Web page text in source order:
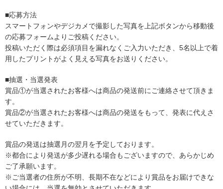
■応募方法
スマートフォンやデジカメで撮影した写真を上記ボタンから移動後
の応募フォームよりご投稿ください。
投稿いただく際は必須項目を漏れなくご入力いただき、5名以上で着
用したプリントがよく見える写真をお送りください。
■抽選・当選発表
賞品①が当選されたお客様へは商品の発送前にご連絡させて頂きま
す。
賞品②が当選されたお客様へは商品の発送をもって、発表に代えさ
せていただきます。
賞品の発送は抽選月の翌月を予定しております。
※都合により発送が多少遅れる場合もございますので、あらかじめ
ご了承願います。
※ご当選者の住所が不明、長期不在などにより賞品をお届けできな